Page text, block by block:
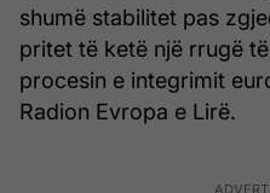
shumë stabilitet pas
pritet të ketë një rrugë
procesin e integrimit
Radion Evropa e Lirë.